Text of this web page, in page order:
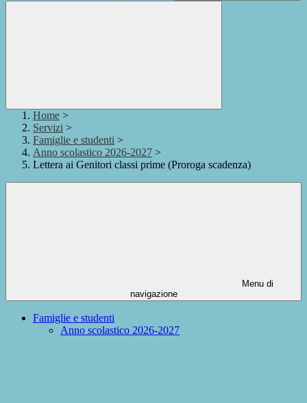
Home >
Servizi >
Famiglie e studenti >
Anno scolastico 2026-2027 >
Lettera ai Genitori classi prime (Proroga scadenza)
Menu di
navigazione
Famiglie e studenti
Anno scolastico 2026-2027